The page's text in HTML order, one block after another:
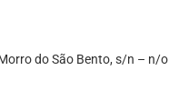
do São Bento, s/n – n/o